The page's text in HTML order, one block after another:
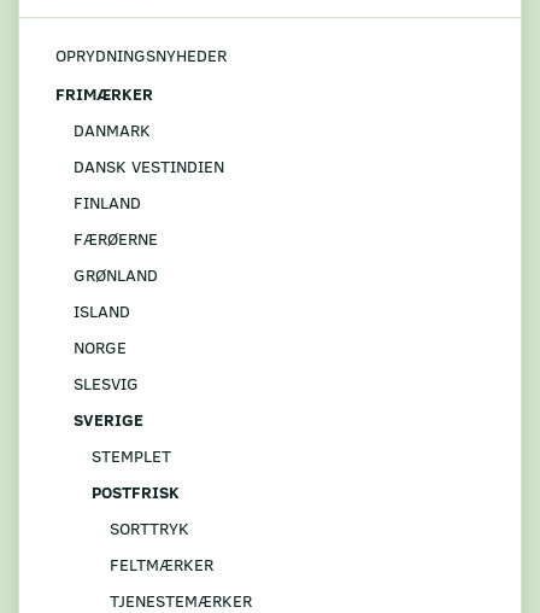
OPRYDNINGSNYHEDER
FRIMÆRKER
DANMARK
DANSK VESTINDIEN
FINLAND
FÆRØERNE
GRØNLAND
ISLAND
NORGE
SLESVIG
SVERIGE
STEMPLET
POSTFRISK
SORTTRYK
FELTMÆRKER
TJENESTEMÆRKER